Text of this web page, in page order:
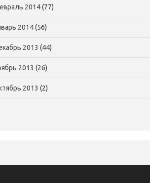
2014(77)
2014(56)
2013 (44)
2013 (26)
2013 (2)